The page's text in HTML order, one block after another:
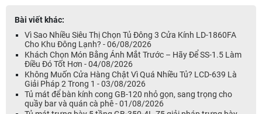
Bài viết khác:
Vì Sao Nhiều Siêu Thị Chọn Tủ Đông 3 Cửa Kính LD-1860FA
Cho Khu Đông Lạnh? - 06/08/2026
Khách Chọn Món Bằng Ánh Mắt Trước – Hãy Để SS-1.5 Làm
Điều Đó Tốt Hơn - 04/08/2026
Không Muốn Cửa Hàng Chật Vì Quá Nhiều Tủ? LCD-639 Là
Giải Pháp 2 Trong 1 - 03/08/2026
Tủ mát để bàn kính cong GB-120 nhỏ gọn, sang trọng cho
quầy bar và quán cà phê - 01/08/2026